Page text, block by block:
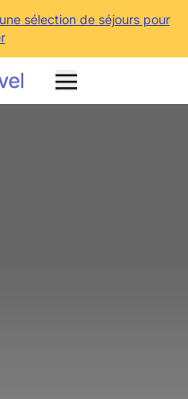
sélection de séjours pour